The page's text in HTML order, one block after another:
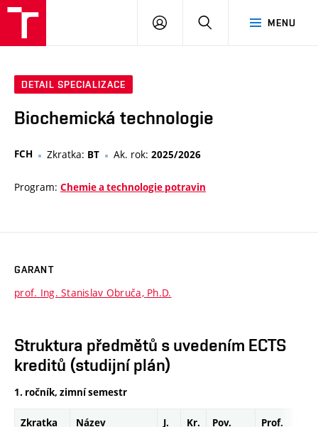
MENU
PŘIHLÁSIT
DETAIL SPECIALIZACE
Biochemická technologie
FCH Zkratka: BT Ak. rok: 2025/2026
Program: Chemie a technologie potravin
GARANT
prof. Ing. Stanislav Obruča, Ph.D.
Struktura předmětů s uvedením ECTS
kreditů (studijní plán)
1. ročník, zimní semestr
Zkratka Název J. Kr. Pov. Prof.